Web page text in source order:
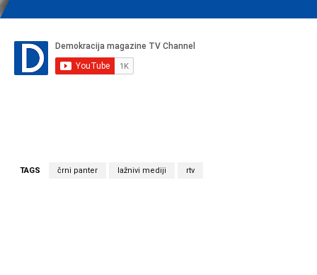
TAGS črni panter lažnivi mediji rtv